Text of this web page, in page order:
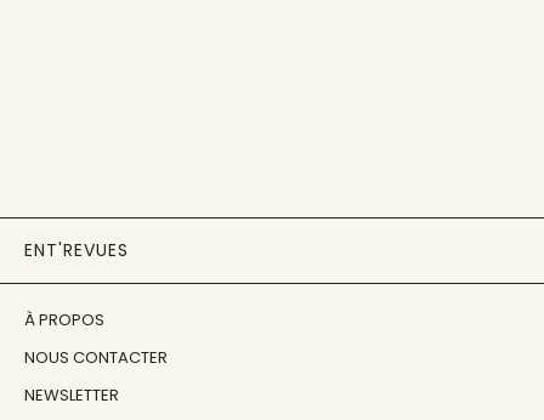
ENT'REVUES
À PROPOS
NOUS CONTACTER
NEWSLETTER